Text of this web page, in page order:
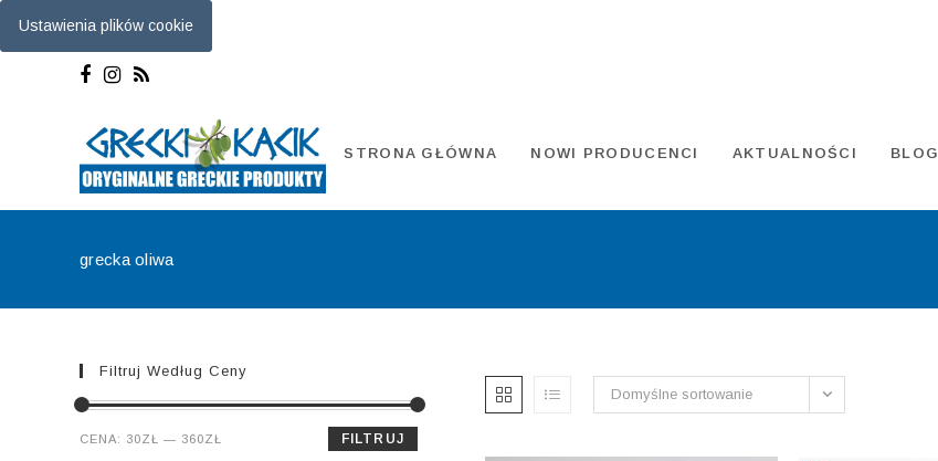
Ustawienia plików cookie
STRONA GŁÓWNA NOWI PRODUCENCI AKTUALNOŚCI BLOG
grecka oliwa
Domyślne sortowanie
Filtruj Według Ceny
Cena
Cena
FILTRUJ
CENA: 30ZŁ — 360ZŁ